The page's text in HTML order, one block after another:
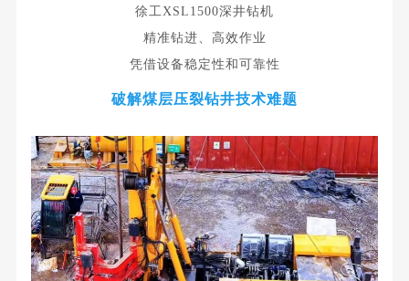
徐工XSL1500深井钻机
精准钻进、高效作业
凭借设备稳定性和可靠性
破解煤层压裂钻井技术难题